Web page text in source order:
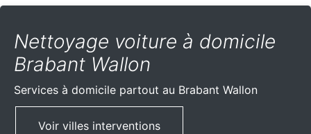
Nettoyage voiture à domicile
Brabant Wallon
Services à domicile partout au Brabant Wallon
Voir villes interventions